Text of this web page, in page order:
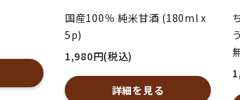
国産100％ 純米甘酒 (180ml x
5p)
1,980円(税込)
詳細を見る